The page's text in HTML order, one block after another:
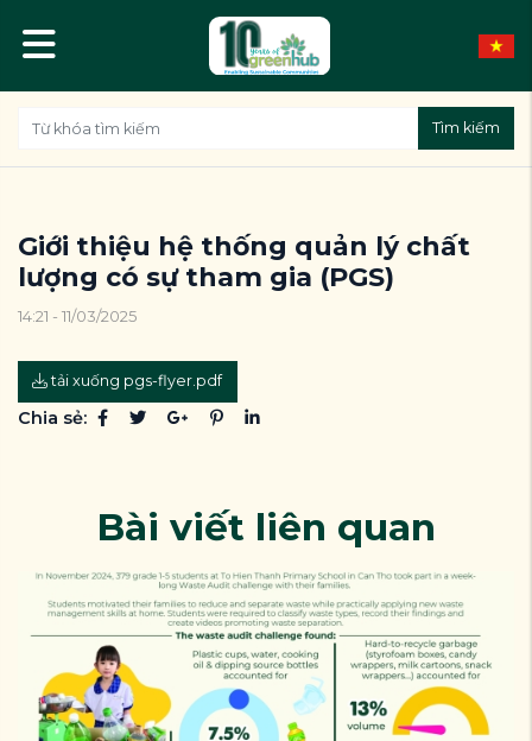
Tìm kiếm
Giới thiệu hệ thống quản lý chất
lượng có sự tham gia (PGS)
14:21 - 11/03/2025
tải xuống pgs-flyer.pdf
Chia sẻ:
Bài viết liên quan